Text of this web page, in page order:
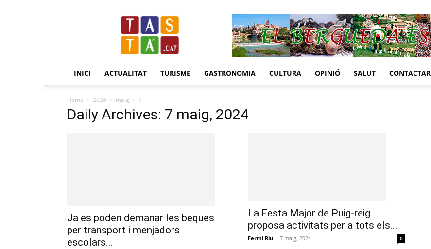
Revista
Tasta.cat
INICI ACTUALITAT TURISME GASTRONOMIA CULTURA OPINIÓ SALUT CONTACTAR
Home 2024 maig 7
Daily Archives: 7 maig, 2024
Ja es poden demanar les beques
per transport i menjadors
escolars...
La Festa Major de Puig-reig
proposa activitats per a tots els...
Fermi Riu - 7 maig, 2024 0